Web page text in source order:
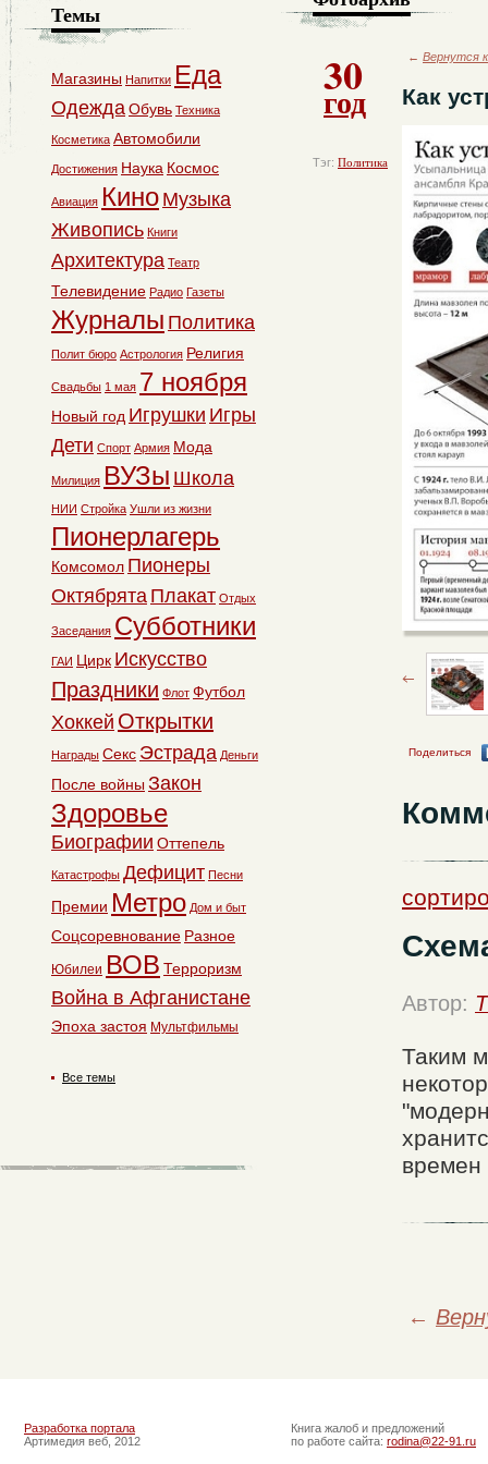
30
год
Тэг: Политика
← Вернутся
Как
Поделиться
Автор:
Таким
времен
←
Темы
Магазины Напитки Еда
ОдеждаОбувь Техника
Косметика Автомобили
Достижения Наука Космос
Авиация Кино Музыка
Живопись Книги
Архитектура Театр
Телевидение Радио Газеты
Журналы Политика
Полит бюро Астрология Религия
Свадьбы 1 мая 7 ноября
Новый год Игрушки Игры
Дети Спорт Армия Мода
Милиция ВУЗы Школа
НИИ Стройка Ушли из жизни
Пионерлагерь
Комсомол Пионеры
Октябрята Плакат Отдых
Заседания Субботники
ГАИ Цирк Искусство
Праздники Флот Футбол
Хоккей Открытки
Награды Секс Эстрада Деньги
После войны Закон
Здоровье
Биографии Оттепель
Катастрофы Дефицит Песни
Премии Метро Дом и быт
Соцсоревнование Разное
Юбилеи ВОВ Терроризм
Война в Афганистане
Эпоха застоя Мультфильмы
Все темы
Разработка портала
Артимедия веб, 2012
Книга жалоб и предложений
по работе сайта: rodina@22-91.ru